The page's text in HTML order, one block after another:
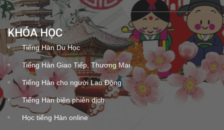
KHÓA HỌC
Tiếng Hàn Du Học
Tiếng Hàn Giao Tiếp, Thương Mại
Tiếng Hàn cho người Lao Động
Tiếng Hàn biên phiên dịch
Học tiếng Hàn online